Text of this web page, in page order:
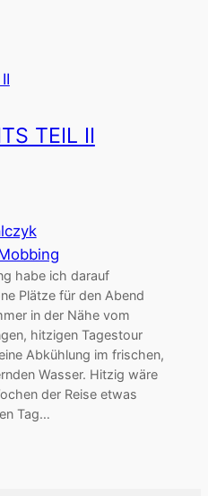
TEIL II
habe ich darauf
Plätze für den Abend
in der Nähe vom
hitzigen Tagestour
Abkühlung im frischen,
Wasser. Hitzig wäre
der Reise etwas
Tag…